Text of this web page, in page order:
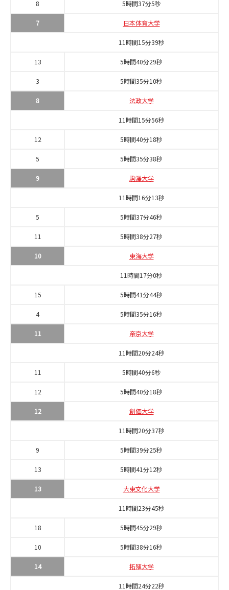
8 5時間37分5秒
7 日本体育大学
11時間15分39秒
13 5時間40分29秒
3 5時間35分10秒
8 法政大学
11時間15分56秒
12 5時間40分18秒
5 5時間35分38秒
9 駒澤大学
11時間16分13秒
5 5時間37分46秒
11 5時間38分27秒
10 東海大学
11時間17分0秒
15 5時間41分44秒
4 5時間35分16秒
11 帝京大学
11時間20分24秒
11 5時間40分6秒
12 5時間40分18秒
12 創価大学
11時間20分37秒
9 5時間39分25秒
13 5時間41分12秒
13 大東文化大学
11時間23分45秒
18 5時間45分29秒
10 5時間38分16秒
14 拓殖大学
11時間24分22秒